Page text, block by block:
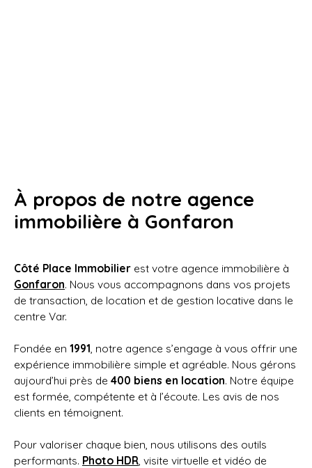
À propos de notre agence
immobilière à Gonfaron
Côté Place Immobilier est votre agence immobilière à
Gonfaron. Nous vous accompagnons dans vos projets
de transaction, de location et de gestion locative dans le
centre Var.
Fondée en 1991 , notre agence s’engage à vous offrir une
expérience immobilière simple et agréable. Nous gérons
aujourd’hui près de 400 biens en location. Notre équipe
est formée, compétente et à l’écoute. Les avis de nos
clients en témoignent.
Pour valoriser chaque bien, nous utilisons des outils
performants. Photo HDR , visite virtuelle et vidéo de